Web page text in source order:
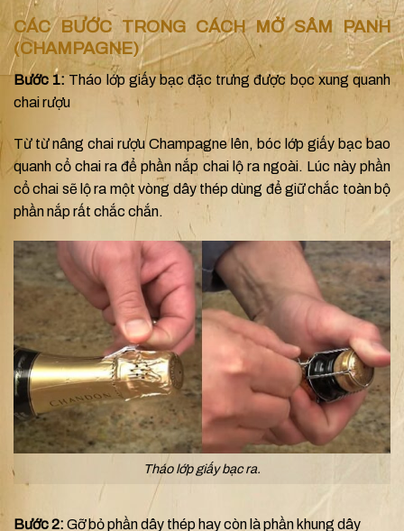
CÁC BƯỚC TRONG CÁCH MỞ SÂM PANH
(CHAMPAGNE)
Bước 1:Tháo lớp giấy bạc đặc trưng được bọc xung quanh
chai rượu
Từ từ nâng chai rượu Champagne lên, bóc lớp giấy bạc bao
quanh cổ chai ra để phần nắp chai lộ ra ngoài. Lúc này phần
cổ chai sẽ lộ ra một vòng dây thép dùng để giữ chắc toàn bộ
phần nắp rất chắc chắn.
Tháo lớp giấy bạc ra.
Bước 2: Gỡ bỏ phần dây thép hay còn là phần khung dây